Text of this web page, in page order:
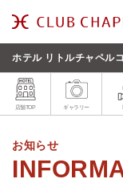
ホテル リトルチャペル
店舗TOP ギャラリー
お知らせ